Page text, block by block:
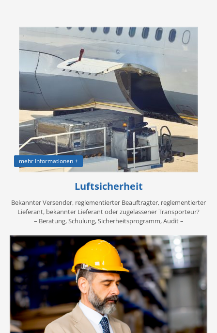
mehr Informationen +
Luftsicherheit
Bekannter Versender, reglementierter Beauftragter, reglementierter
Lieferant, bekannter Lieferant oder zugelassener Transporteur?
– Beratung, Schulung, Sicherheitsprogramm, Audit –